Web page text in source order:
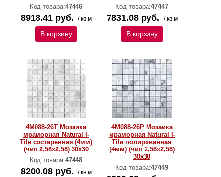
Код товара:47446
8918.41 руб. / кв.м
В корзину
Код товара:47447
7831.08 руб. / кв.м
В корзину
4M088-26T Мозаика
мраморная Natural I-
Тilе состаренная (4мм)
(чип 2,58х2,58) 30х30
Код товара:47448
8200.08 руб. / кв.м
4M088-26P Мозаика
мраморная Natural I-
Тilе полированная
(4мм) (чип 2,58х2,58)
30х30
Код товара:47449